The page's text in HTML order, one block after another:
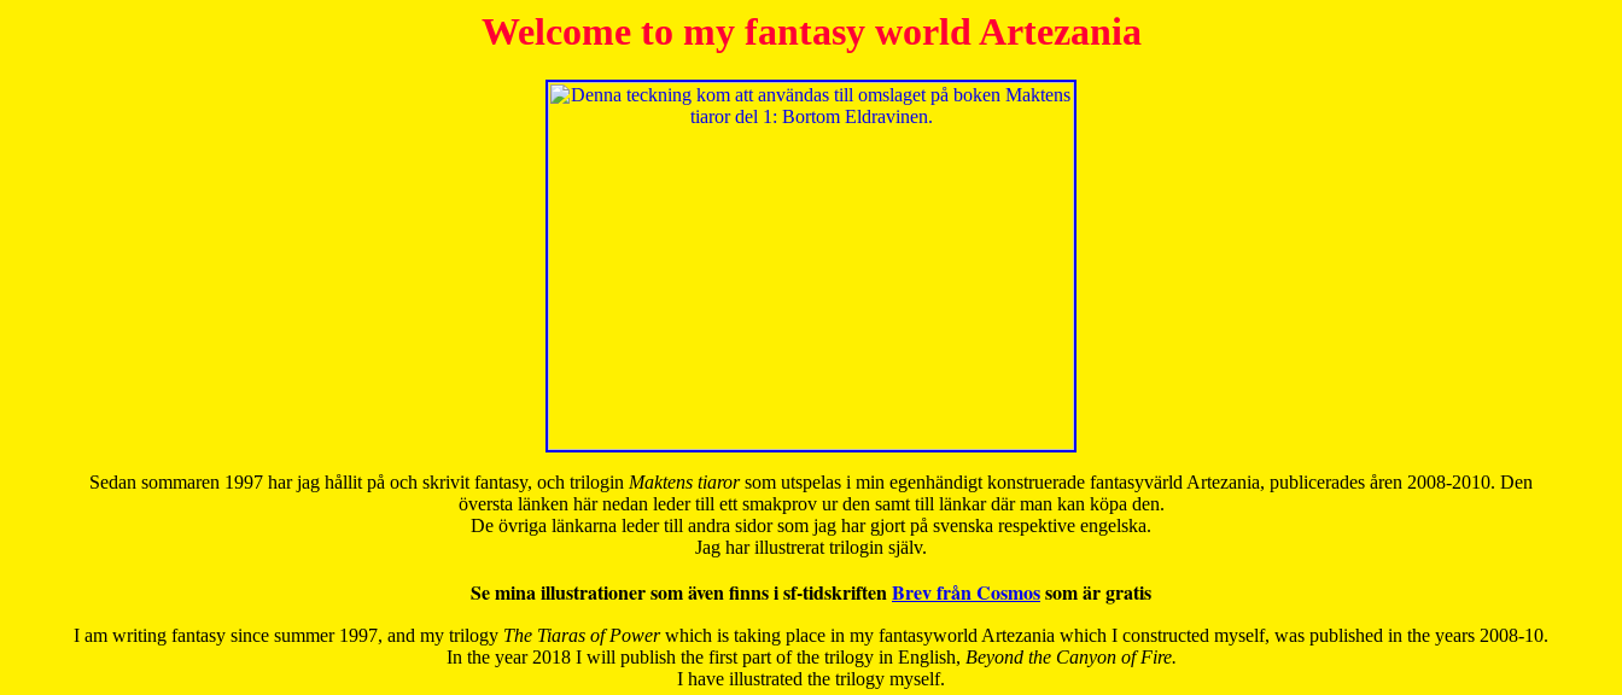
Welcome to my fantasy world Artezania
Sedan sommaren 1997 har jag hållit på och skrivit fantasy, och trilogin Maktens tiarorsom utspelas i min egenhändigt konstruerade fantasyvärld Artezania, publicerades åren 2008-2010. Den
översta länken här nedan leder till ett smakprov ur den samt till länkar där man kan köpa den.
De övriga länkarna leder till andra sidor som jag har gjort på svenska respektive engelska.
Jag har illustrerat trilogin själv.
Se mina illustrationer som även finns i sf-tidskriftenBrev från Cosmossom är gratis
I am writing fantasy since summer 1997, and my trilogy The Tiaras of Powerwhich is taking place in my fantasyworld Artezania which I constructed myself, was published in the years 2008-10.
In the year 2018 I will publish the first part of the trilogy in English, Beyond the Canyon of Fire.
I have illustrated the trilogy myself.